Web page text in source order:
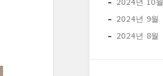
2024년 9월
2024년 8월